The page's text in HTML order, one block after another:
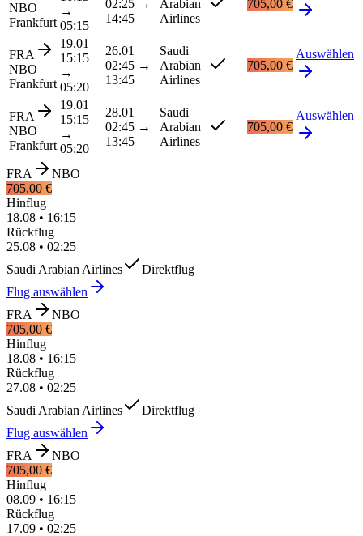
NBO
Frankfurt
→
05:15
02:25 →
14:45
Arabian
Airlines
705,00 €
FRA
NBO
Frankfurt
19.01
15:15
→
05:20
26.01
02:45 →
13:45
Saudi
Arabian
Airlines
705,00 €
Auswählen
FRA
NBO
Frankfurt
19.01
15:15
→
05:20
28.01
02:45 →
13:45
Saudi
Arabian
Airlines
705,00 €
Auswählen
FRA
NBO
705,00 €
Hinflug
18.08 • 16:15
Rückflug
25.08 • 02:25
Saudi Arabian Airlines
Direktflug
Flug auswählen
FRA
NBO
705,00 €
Hinflug
18.08 • 16:15
Rückflug
27.08 • 02:25
Saudi Arabian Airlines
Direktflug
Flug auswählen
FRA
NBO
705,00 €
Hinflug
08.09 • 16:15
Rückflug
17.09 • 02:25